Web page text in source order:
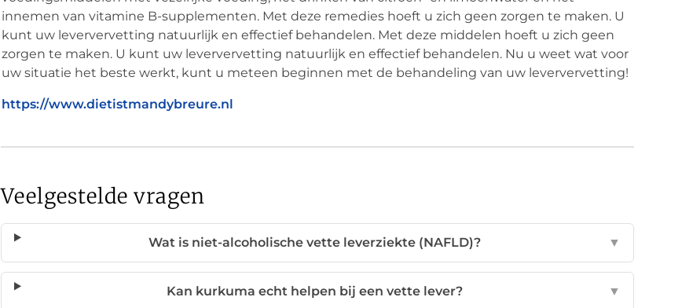
innemen van vitamine B-supplementen. Met deze remedies hoeft u zich geen zorgen te maken. U
kunt uw leververvetting natuurlijk en effectief behandelen. Met deze middelen hoeft u zich geen
zorgen te maken. U kunt uw leververvetting natuurlijk en effectief behandelen. Nu u weet wat voor
uw situatie het beste werkt, kunt u meteen beginnen met de behandeling van uw leververvetting!
https://www.dietistmandybreure.nl
Veelgestelde vragen
Wat is niet-alcoholische vette leverziekte (NAFLD)? ▼
Kan kurkuma echt helpen bij een vette lever? ▼